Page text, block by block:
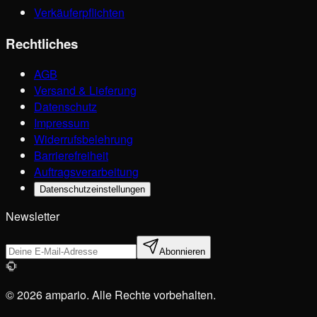
Verkäuferpflichten
Rechtliches
AGB
Versand & Lieferung
Datenschutz
Impressum
Widerrufsbelehrung
Barrierefreiheit
Auftragsverarbeitung
Datenschutzeinstellungen
Newsletter
Abonnieren
© 2026 ampario. Alle Rechte vorbehalten.